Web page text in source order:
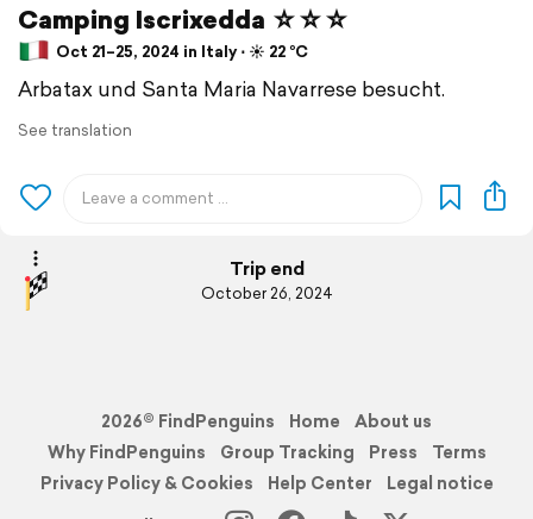
Camping Iscrixedda ☆☆☆
Oct 21–25, 2024 in Italy ⋅ ☀️ 22 °C
Arbatax und Santa Maria Navarrese besucht.
See translation
Trip end
October 26, 2024
2026© FindPenguins Home
About us
Why FindPenguins
Group Tracking Press
Terms
Privacy Policy & Cookies
Help Center
Legal notice